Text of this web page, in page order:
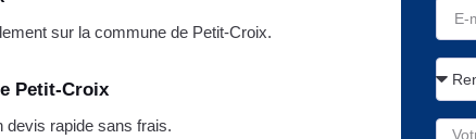
sur la commune de Petit-Croix.
Petit-Croix
devis rapide sans frais.